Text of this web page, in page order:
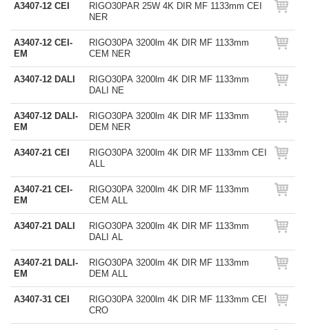
A3407-12 CEI
RIGO30PAR 25W 4K DIR MF 1133mm CEI
NER
A3407-12 CEI-
EM
RIGO30PA 3200lm 4K DIR MF 1133mm
CEM NER
A3407-12 DALI
RIGO30PA 3200lm 4K DIR MF 1133mm
DALI NE
A3407-12 DALI-
EM
RIGO30PA 3200lm 4K DIR MF 1133mm
DEM NER
A3407-21 CEI
RIGO30PA 3200lm 4K DIR MF 1133mm CEI
ALL
A3407-21 CEI-
EM
RIGO30PA 3200lm 4K DIR MF 1133mm
CEM ALL
A3407-21 DALI
RIGO30PA 3200lm 4K DIR MF 1133mm
DALI AL
A3407-21 DALI-
EM
RIGO30PA 3200lm 4K DIR MF 1133mm
DEM ALL
A3407-31 CEI
RIGO30PA 3200lm 4K DIR MF 1133mm CEI
CRO